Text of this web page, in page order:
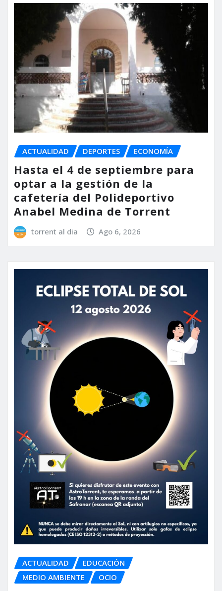
ACTUALIDAD DEPORTES ECONOMÍA
Hasta el 4 de septiembre para
optar a la gestión de la
cafetería del Polideportivo
Anabel Medina de Torrent
torrent al dia Ago 6, 2026
ACTUALIDAD
EDUCACIÓN
MEDIO AMBIENTE
OCIO